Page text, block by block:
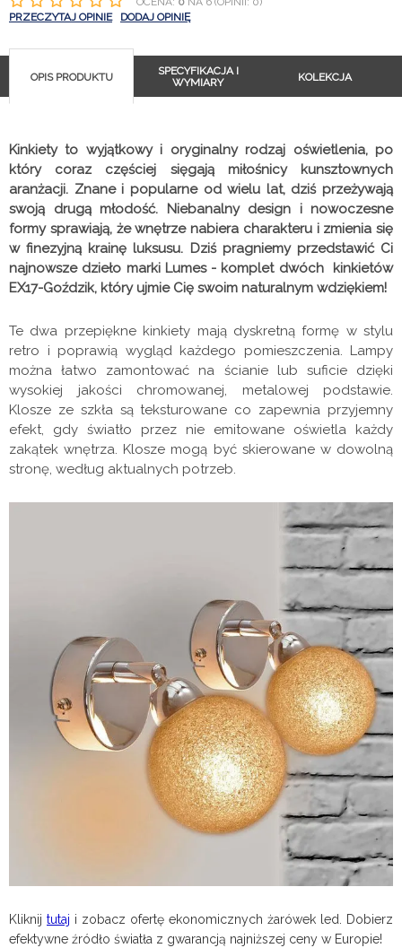
PRZECZYTAJ OPINIE
DODAJ OPINIĘ
OPIS PRODUKTU
SPECYFIKACJA I
WYMIARY
KOLEKCJA
Kinkiety to wyjątkowy i oryginalny rodzaj oświetlenia, po
który coraz częściej sięgają miłośnicy kunsztownych
aranżacji. Znane i popularne od wielu lat, dziś przeżywają
swoją drugą młodość. Niebanalny design i nowoczesne
formy sprawiają, że wnętrze nabiera charakteru i zmienia się
w finezyjną krainę luksusu. Dziś pragniemy przedstawić Ci
najnowsze dzieło marki Lumes - komplet dwóch kinkietów
EX17-Goździk, który ujmie Cię swoim naturalnym wdziękiem!
Te dwa przepiękne kinkiety mają dyskretną formę w stylu
retro i poprawią wygląd każdego pomieszczenia. Lampy
można łatwo zamontować na ścianie lub suficie dzięki
wysokiej jakości chromowanej, metalowej podstawie.
Klosze ze szkła są teksturowane co zapewnia przyjemny
efekt, gdy światło przez nie emitowane oświetla każdy
zakątek wnętrza. Klosze mogą być skierowane w dowolną
stronę, według aktualnych potrzeb.
Kliknij tutaj i zobacz ofertę ekonomicznych żarówek led. Dobierz
efektywne źródło światła z gwarancją najniższej ceny w Europie!